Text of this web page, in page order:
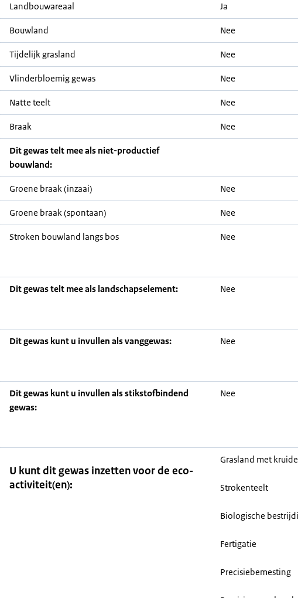
Landbouwareaal Ja
Bouwland Nee
Tijdelijk grasland Nee
Vlinderbloemig gewas Nee
Natte teelt Nee
Braak Nee
Dit gewas telt mee als niet-productief
bouwland:
Groene braak (inzaai) Nee
Groene braak (spontaan) Nee
Stroken bouwland langs bos Nee
Dit gewas telt mee als landschapselement: Nee
Dit gewas kunt u invullen als vanggewas: Nee
Dit gewas kunt u invullen als stikstofbindend
gewas:
Nee
U kunt dit gewas inzetten voor de eco-
activiteit(en):
Grasland met
Strokenteelt
Biologische
Fertigatie
Precisiebemesting